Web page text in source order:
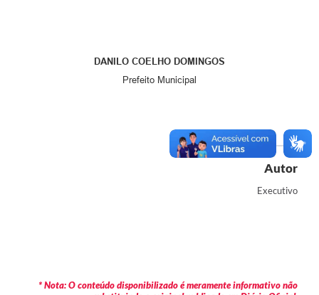
DANILO COELHO DOMINGOS
Prefeito Municipal
Autor
Executivo
* Nota: O conteúdo disponibilizado é meramente informativo não